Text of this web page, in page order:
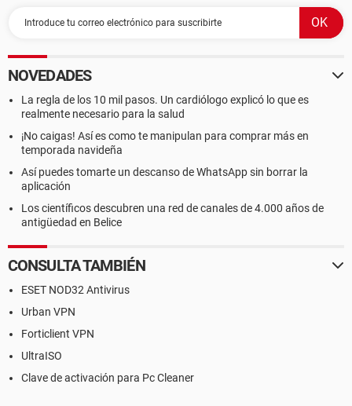
NOVEDADES
La regla de los 10 mil pasos. Un cardiólogo explicó lo que es
realmente necesario para la salud
¡No caigas! Así es como te manipulan para comprar más en
temporada navideña
Así puedes tomarte un descanso de WhatsApp sin borrar la
aplicación
Los científicos descubren una red de canales de 4.000 años de
antigüedad en Belice
CONSULTA TAMBIÉN
ESET NOD32 Antivirus
Urban VPN
Forticlient VPN
UltraISO
Clave de activación para Pc Cleaner